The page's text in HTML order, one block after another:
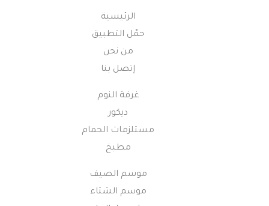
الرئيسية
حمّل التطبيق
من نحن
إتصل بنا
غرفة النوم
ديكور
مستلزمات الحمام
مطبخ
موسم الصيف
موسم الشتاء